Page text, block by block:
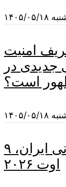
۰۵/۱۸
امنیت
جدیدی در
است؟
۰۵/۱۸
گزارش ویژه به‌روزرسانی ایران، ۹
اوت ۲۰۲۶